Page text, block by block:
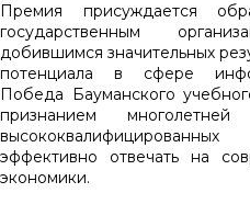
Премия присуждается
государственным
добившимся значительных
потенциала в сфере
Победа Бауманского
признанием
эффективно отвечать на
экономики.